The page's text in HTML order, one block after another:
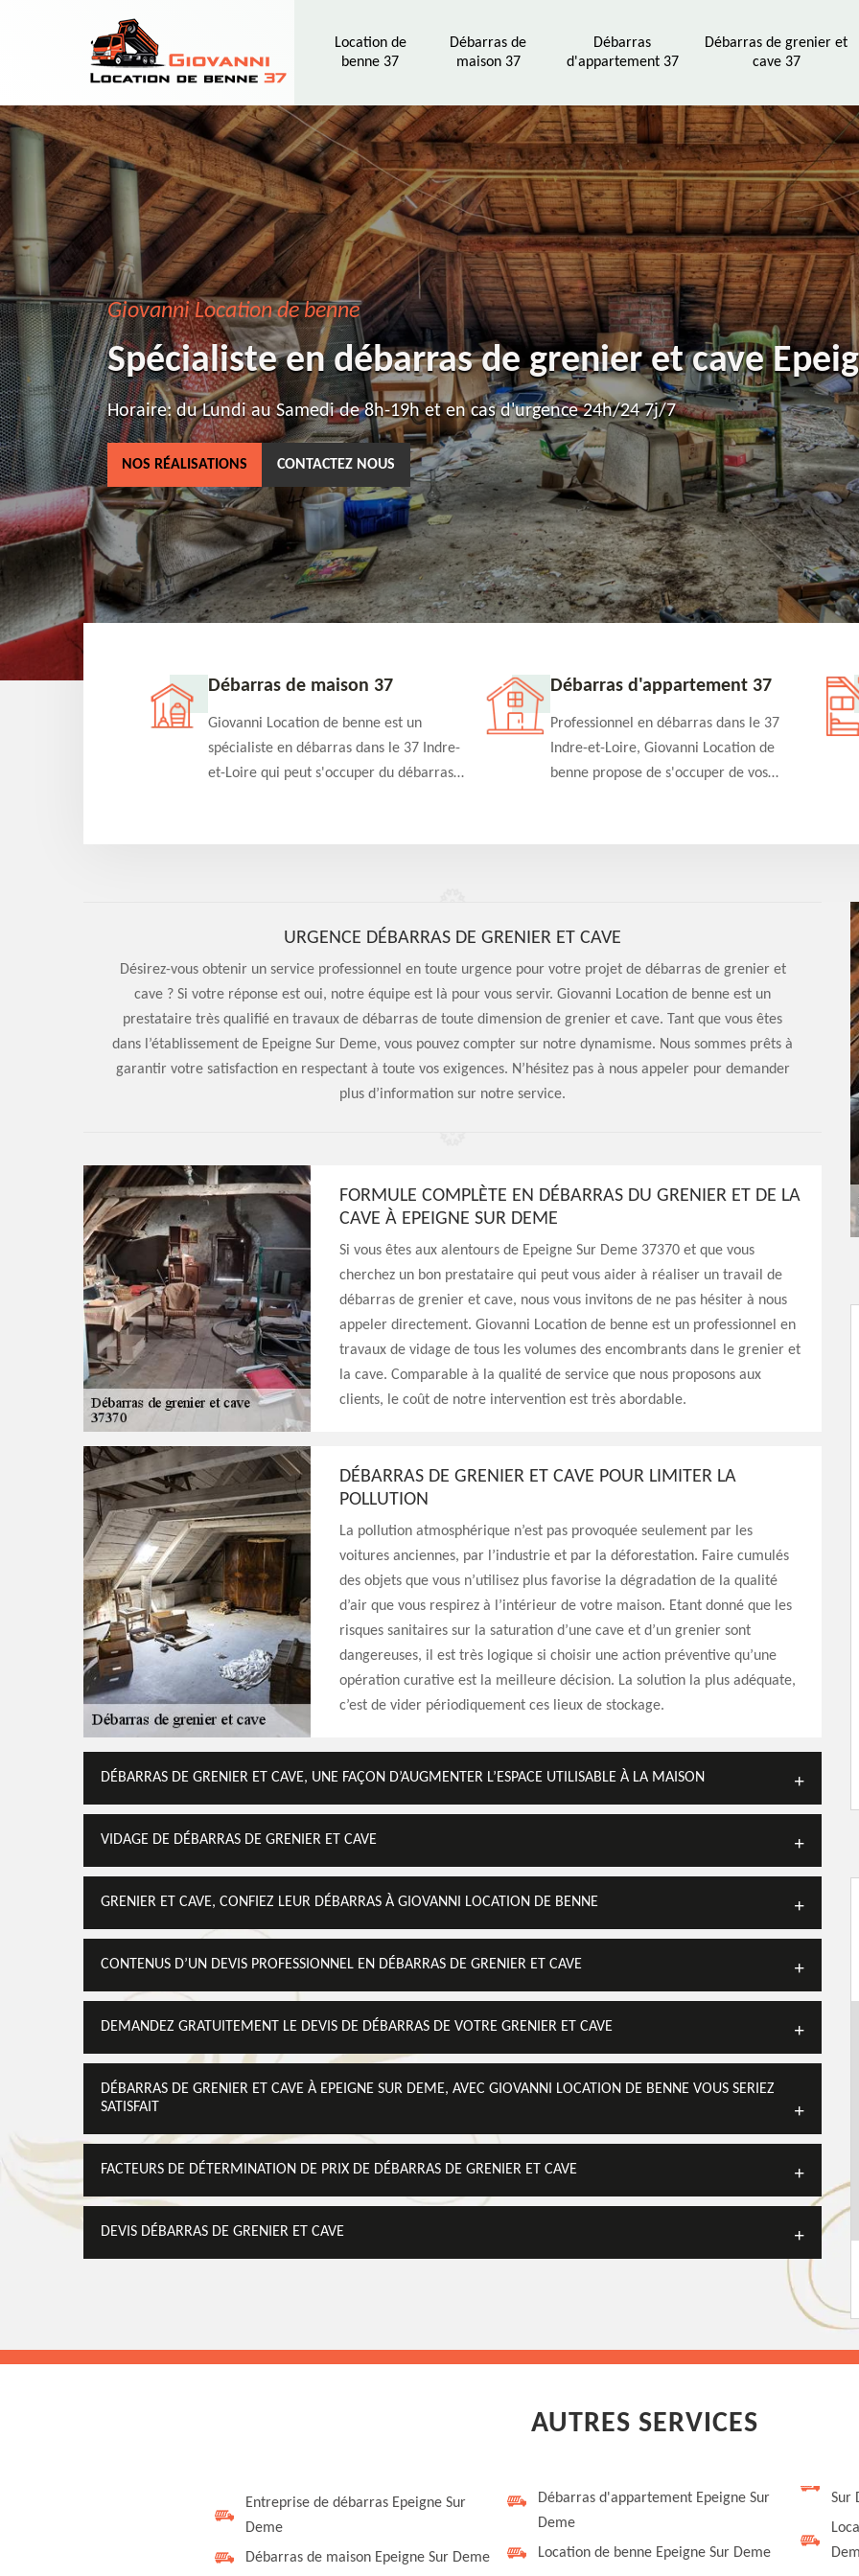
Location de
benne 37
Débarras de
maison 37
Débarras
d'appartement 37
Débarras de grenier et
cave 37
Giovanni Location de benne
Spécialiste en débarras de grenier et cave
Horaire: du Lundi au Samedi de 8h-19h et en cas d'urgence 24h/24 7j/7
NOS RÉALISATIONS CONTACTEZ NOUS
37 Débarras de maison 37
Giovanni Location de benne est un
spécialiste en débarras dans le 37 Indre-
et-Loire qui peut s'occuper du débarras
et efficace
Débarras d'appartement 37
Professionnel en débarras dans le 37
Indre-et-Loire, Giovanni Location de
benne propose de s'occuper de vos
qualité en toute circonstance
URGENCE DÉBARRAS DE GRENIER ET CAVE
Désirez-vous obtenir un service professionnel en toute urgence pour votre projet de débarras de grenier et
cave ? Si votre réponse est oui, notre équipe est là pour vous servir. Giovanni Location de benne est un
prestataire très qualifié en travaux de débarras de toute dimension de grenier et cave. Tant que vous êtes
dans l’établissement de Epeigne Sur Deme, vous pouvez compter sur notre dynamisme. Nous sommes prêts à
garantir votre satisfaction en respectant à toute vos exigences. N’hésitez pas à nous appeler pour demander
plus d’information sur notre service.
FORMULE COMPLÈTE EN DÉBARRAS DU GRENIER ET DE LA
CAVE À EPEIGNE SUR DEME
Si vous êtes aux alentours de Epeigne Sur Deme 37370 et que vous
cherchez un bon prestataire qui peut vous aider à réaliser un travail de
débarras de grenier et cave, nous vous invitons de ne pas hésiter à nous
appeler directement. Giovanni Location de benne est un professionnel en
travaux de vidage de tous les volumes des encombrants dans le grenier et
la cave. Comparable à la qualité de service que nous proposons aux
clients, le coût de notre intervention est très abordable.
DÉBARRAS DE GRENIER ET CAVE POUR LIMITER LA
POLLUTION
La pollution atmosphérique n’est pas provoquée seulement par les
voitures anciennes, par l’industrie et par la déforestation. Faire cumulés
des objets que vous n’utilisez plus favorise la dégradation de la qualité
d’air que vous respirez à l’intérieur de votre maison. Etant donné que les
risques sanitaires sur la saturation d’une cave et d’un grenier sont
dangereuses, il est très logique si choisir une action préventive qu’une
opération curative est la meilleure décision. La solution la plus adéquate,
c’est de vider périodiquement ces lieux de stockage.
DÉBARRAS DE GRENIER ET CAVE, UNE FAÇON D’AUGMENTER L’ESPACE UTILISABLE À LA MAISON
VIDAGE DE DÉBARRAS DE GRENIER ET CAVE
GRENIER ET CAVE, CONFIEZ LEUR DÉBARRAS À GIOVANNI LOCATION DE BENNE
CONTENUS D’UN DEVIS PROFESSIONNEL EN DÉBARRAS DE GRENIER ET CAVE
DEMANDEZ GRATUITEMENT LE DEVIS DE DÉBARRAS DE VOTRE GRENIER ET CAVE
DÉBARRAS DE GRENIER ET CAVE À EPEIGNE SUR DEME, AVEC GIOVANNI LOCATION DE BENNE VOUS SERIEZ
SATISFAIT
FACTEURS DE DÉTERMINATION DE PRIX DE DÉBARRAS DE GRENIER ET CAVE
DEVIS DÉBARRAS DE GRENIER ET CAVE
AUTRES SERVICES
Entreprise de débarras Epeigne Sur
Deme
Débarras de maison Epeigne Sur Deme
Débarras d'appartement Epeigne Sur
Deme
Location de benne Epeigne Sur Deme
Sur